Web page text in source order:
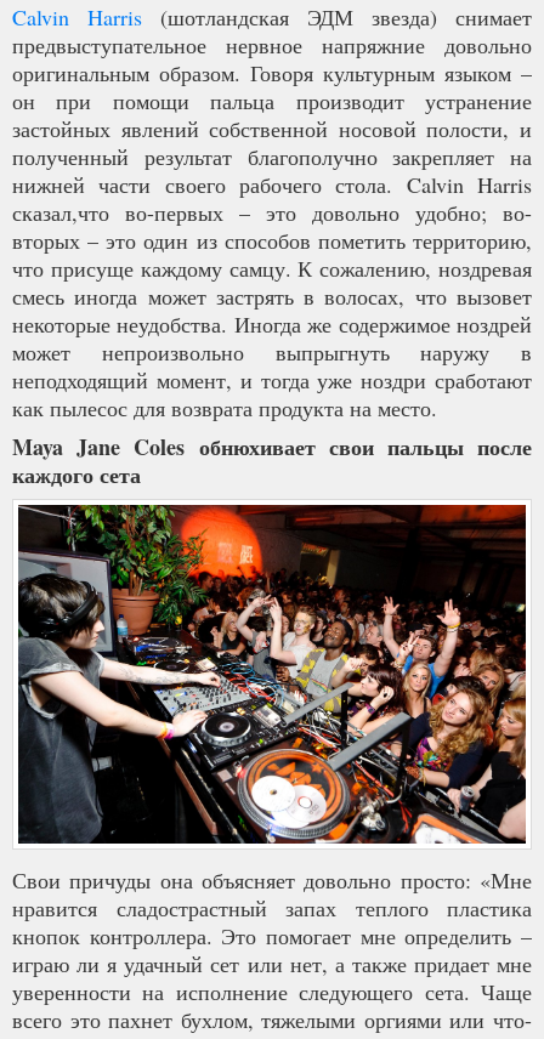
Calvin Harris (шотландская ЭДМ звезда) снимает
предвыступательное нервное напряжние довольно
оригинальным образом. Говоря культурным языком –
он при помощи пальца производит устранение
застойных явлений собственной носовой полости, и
полученный результат благополучно закрепляет на
нижней части своего рабочего стола. Calvin Harris
сказал,что во-первых – это довольно удобно; во-
вторых – это один из способов пометить территорию,
что присуще каждому самцу. К сожалению, ноздревая
смесь иногда может застрять в волосах, что вызовет
некоторые неудобства. Иногда же содержимое ноздрей
может непроизвольно выпрыгнуть наружу в
неподходящий момент, и тогда уже ноздри сработают
как пылесос для возврата продукта на место.
Maya Jane Coles обнюхивает свои пальцы после
каждого сета
Свои причуды она объясняет довольно просто: «Мне
нравится сладострастный запах теплого пластика
кнопок контроллера. Это помогает мне определить –
играю ли я удачный сет или нет, а также придает мне
уверенности на исполнение следующего сета. Чаще
всего это пахнет бухлом, тяжелыми оргиями или что-